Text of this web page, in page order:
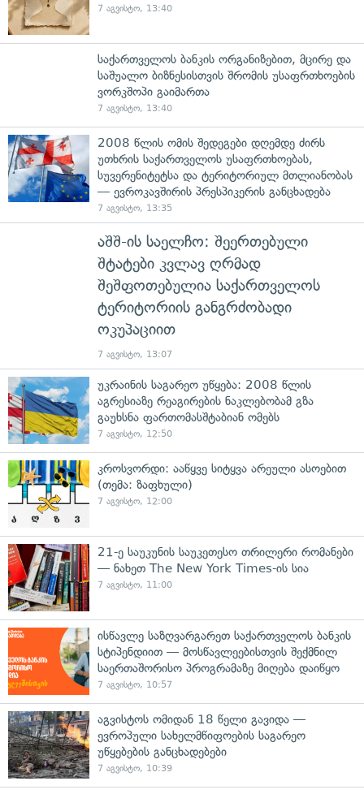
7 აგვისტო, 13:40
საქართველოს ბანკის ორგანიზებით, მცირე და
საშუალო ბიზნესისთვის შრომის უსაფრთხოების
ვორკშოპი გაიმართა
7 აგვისტო, 13:40
2008 წლის ომის შედეგები დღემდე ძირს
უთხრის საქართველოს უსაფრთხოებას,
სუვერენიტეტსა და ტერიტორიულ მთლიანობას
— ევროკავშირის პრესპიკერის განცხადება
7 აგვისტო, 13:35
აშშ-ის საელჩო: შეერთებული
შტატები კვლავ ღრმად
შეშფოთებულია საქართველოს
ტერიტორიის განგრძობადი
ოკუპაციით
7 აგვისტო, 13:07
უკრაინის საგარეო უწყება: 2008 წლის
აგრესიაზე რეაგირების ნაკლებობამ გზა
გაუხსნა ფართომასშტაბიან ომებს
7 აგვისტო, 12:50
კროსვორდი: ააწყვე სიტყვა არეული ასოებით
(თემა: ზაფხული)
7 აგვისტო, 12:00
21-ე საუკუნის საუკეთესო თრილერი რომანები
— ნახეთ The New York Times-ის სია
7 აგვისტო, 11:00
ისწავლე საზღვარგარეთ საქართველოს ბანკის
სტიპენდიით — მოსწავლეებისთვის შექმნილ
საერთაშორისო პროგრამაზე მიღება დაიწყო
7 აგვისტო, 10:57
აგვისტოს ომიდან 18 წელი გავიდა —
ევროპული სახელმწიფოების საგარეო
უწყებების განცხადებები
7 აგვისტო, 10:39